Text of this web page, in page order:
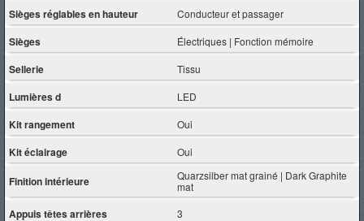
Sièges réglables en hauteur Conducteur et passager
Sièges Électriques | Fonction mémoire
Sellerie Tissu
Lumières d LED
Kit rangement Oui
Kit éclairage Oui
Finition intérieure
Quarzsilber mat grainé | Dark Graphite
mat
Appuis têtes arrières 3